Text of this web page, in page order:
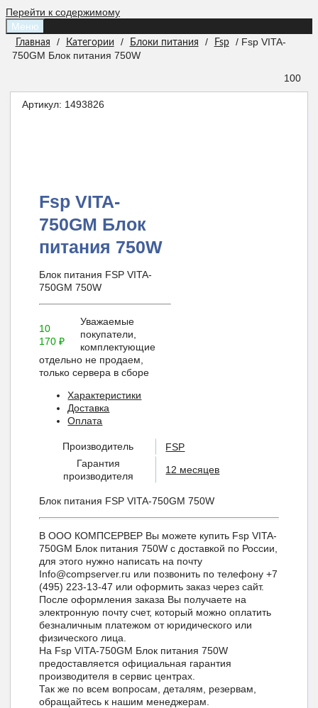
Перейти к содержимому
Меню
Главная / Категории / Блоки питания / Fsp
/ Fsp VITA-
750GM Блок питания 750W
100
Артикул: 1493826
Fsp VITA-
750GM Блок
питания 750W
Блок питания FSP VITA-
750GM 750W
10
170₽
Уважаемые
покупатели,
комплектующие
отдельно не продаем,
только сервера в сборе
Характеристики
Доставка
Оплата
Производитель
FSP
Гарантия
производителя
12 месяцев
Блок питания FSP VITA-750GM 750W
В ООО КОМПСЕРВЕР Вы можете купить Fsp VITA-
750GM Блок питания 750W с доставкой по России,
для этого нужно написать на почту
Info@compserver.ru или позвонить по телефону +7
(495) 223-13-47 или оформить заказ через сайт.
После оформления заказа Вы получаете на
электронную почту счет, который можно оплатить
безналичным платежом от юридического или
физического лица.
На Fsp VITA-750GM Блок питания 750W
предоставляется официальная гарантия
производителя в сервис центрах.
Так же по всем вопросам, деталям, резервам,
обращайтесь к нашим менеджерам.